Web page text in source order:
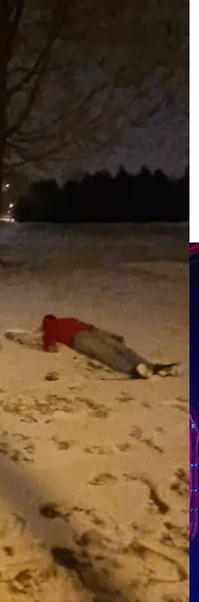
Polarlichter
keine Sorge,
;)
Internationals, die
wieder was. Dabei
Quiz, ein Pizza &
wichtig für Isländer!)